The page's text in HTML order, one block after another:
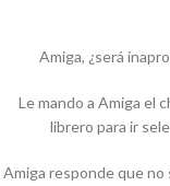
Amiga, ¿será
Le mando a Amiga el
librero para ir
Amiga responde que no